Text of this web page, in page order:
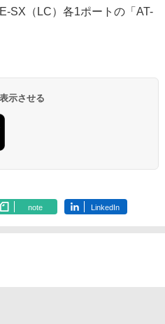
SX（LC）各1ポートの「AT-
示させる
note LinkedIn